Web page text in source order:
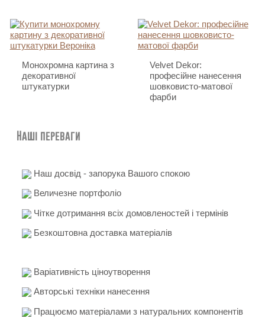
Монохромна картина з
декоративної
штукатурки
Velvet Dekor:
професійне нанесення
шовковисто-матової
фарби
Наші переваги
Наш досвід - запорука Вашого спокою
Величезне портфоліо
Чітке дотримання всіх домовленостей і термінів
Безкоштовна доставка матеріалів
Варіативність ціноутворення
Авторські техніки нанесення
Працюємо матеріалами з натуральних компонентів